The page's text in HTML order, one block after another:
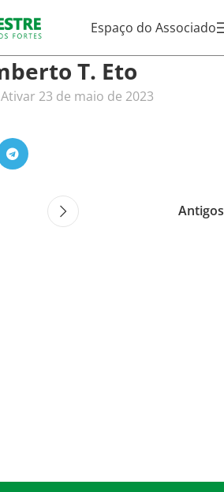
Espaço do Associado
T. Eto
Ativar 23 de maio de 2023
Antigos